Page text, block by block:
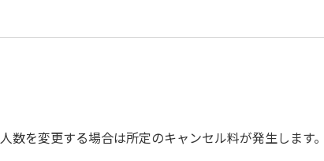
ってください。
ェックアウト時はシンクに置いてください。
を変更する場合は所定のキャンセル料が発生します。